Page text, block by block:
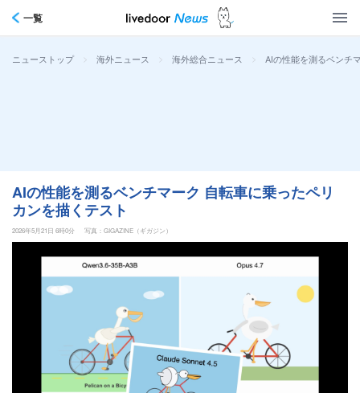
一覧
ニューストップ > 海外ニュース > 海外総合ニュース > AIの性能を測るベンチ
AIの性能を測るベンチマーク 自転車に乗ったペリ
カンを描くテスト
2026年5月21日 6時0分 写真：GIGAZINE（ギガジン）